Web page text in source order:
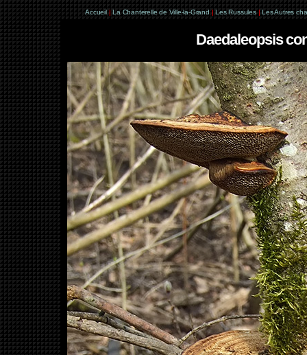
Accueil | La Chanterelle de Ville-la-Grand | Les Russules | Les Autres
Daedaleopsis